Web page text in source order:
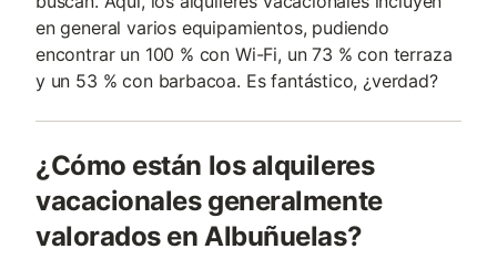
en general varios equipamientos, pudiendo
encontrar un 100 % con Wi-Fi, un 73 % con terraza
y un 53 % con barbacoa. Es fantástico, ¿verdad?
¿Cómo están los alquileres
vacacionales generalmente
valorados en Albuñuelas?